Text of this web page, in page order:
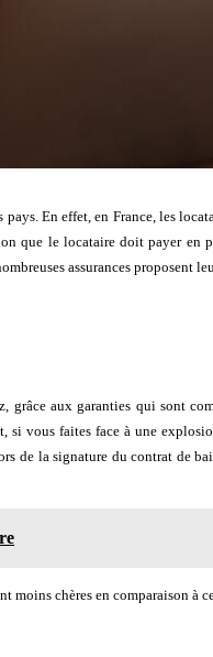
En effet, en France, les
que le locataire doit payer
assurances proposent
aux garanties qui sont
si vous faites face à une
de la signature du contrat
chères en comparaison